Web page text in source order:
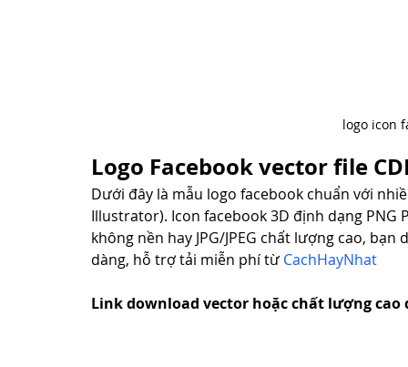
logo icon
Logo Facebook vector file
Dưới đây là mẫu logo facebook chuẩn với
Illustrator). Icon facebook 3D định dạng
không nền hay JPG/JPEG chất lượng cao,
dàng, hỗ trợ tải miễn phí từ CachHayNhat
Link download vector hoặc chất lượng